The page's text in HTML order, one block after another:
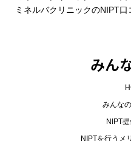
ミネルバクリニックのNIPT口
みん
みんな
NIPT
NIPTを行うメ